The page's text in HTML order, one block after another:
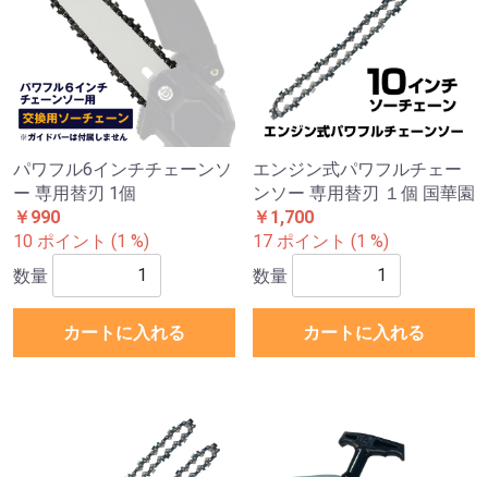
パワフル6インチチェーンソ
ー 専用替刃 1個
￥990
10 ポイント (1 %)
数量
カートに入れる
エンジン式パワフルチェー
ンソー 専用替刃 １個 国華園
￥1,700
17 ポイント (1 %)
数量
カートに入れる